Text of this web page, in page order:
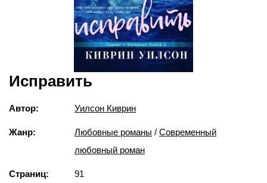
Исправить
Автор: Уилсон Киврин
Жанр: Любовные романы / Современный
любовный роман
Страниц: 91